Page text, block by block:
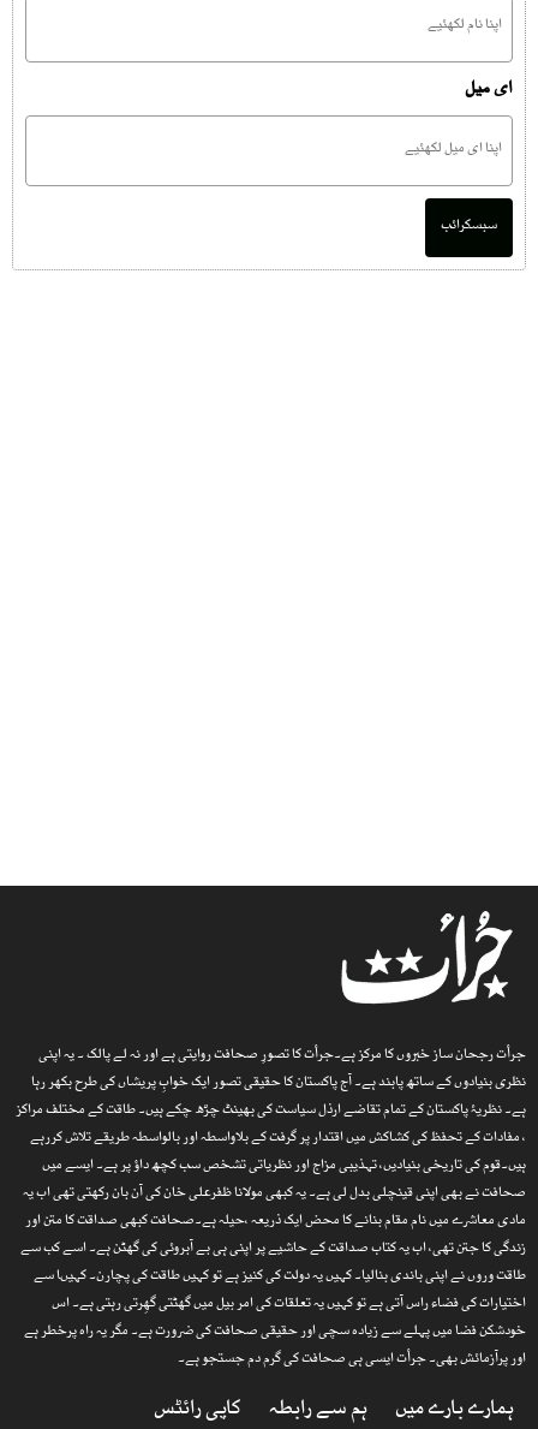
ای میل
سبسکرائب
جرأت رجحان ساز خبروں کا مرکز ہے۔جرأت کا تصورِ صحافت روایتی ہے اور نہ لے پالک ۔ یہ اپنی
نظری بنیادوں کے ساتھ پابند ہے۔ آج پاکستان کا حقیقی تصور ایک خوابِ پریشاں کی طرح بکھر رہا
ہے۔ نظریۂ پاکستان کے تمام تقاضے ارذل سیاست کی بھینٹ چڑھ چکے ہیں۔ طاقت کے مختلف مراکز
، مفادات کے تحفظ کی کشاکش میں اقتدار پر گرفت کے بلاواسطہ اور بالواسطہ طریقے تلاش کررہے
ہیں۔قوم کی تاریخی بنیادیں، تہذیبی مزاج اور نظریاتی تشخص سب کچھ داؤ پر ہے۔ ایسے میں
صحافت نے بھی اپنی قینچلی بدل لی ہے۔ یہ کبھی مولانا ظفرعلی خان کی آن بان رکھتی تھی اب یہ
مادی معاشرے میں نام مقام بنانے کا محض ایک ذریعہ ،حیلہ ہے۔صحافت کبھی صداقت کا متن اور
زندگی کا جتن تھی، اب یہ کتاب صداقت کے حاشیے پر اپنی ہی بے آبروئی کی گھٹن ہے۔ اسے کب سے
طاقت وروں نے اپنی باندی بنالیا۔ کہیں یہ دولت کی کنیز ہے تو کہیں طاقت کی پچارن۔ کہیںا سے
اختیارات کی فضاء راس آتی ہے تو کہیں یہ تعلقات کی امر بیل میں گھٹتی گھِرتی رہتی ہے۔ اس
خودشکن فضا میں پہلے سے زیادہ سچی اور حقیقی صحافت کی ضرورت ہے۔ مگر یہ راہ پرخطر ہے
اور پرآزمائش بھی۔ جرأت ایسی ہی صحافت کی گرم دم جستجو ہے۔
ہمارے بارے میں ہم سے رابطہ
کاپی رائٹس